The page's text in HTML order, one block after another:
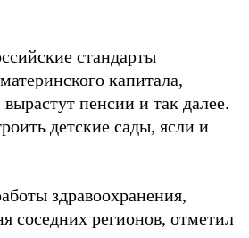
стандарты
капитала,
пенсии и так далее.
детские сады, ясли и
здравоохранения,
соседних регионов, отметил